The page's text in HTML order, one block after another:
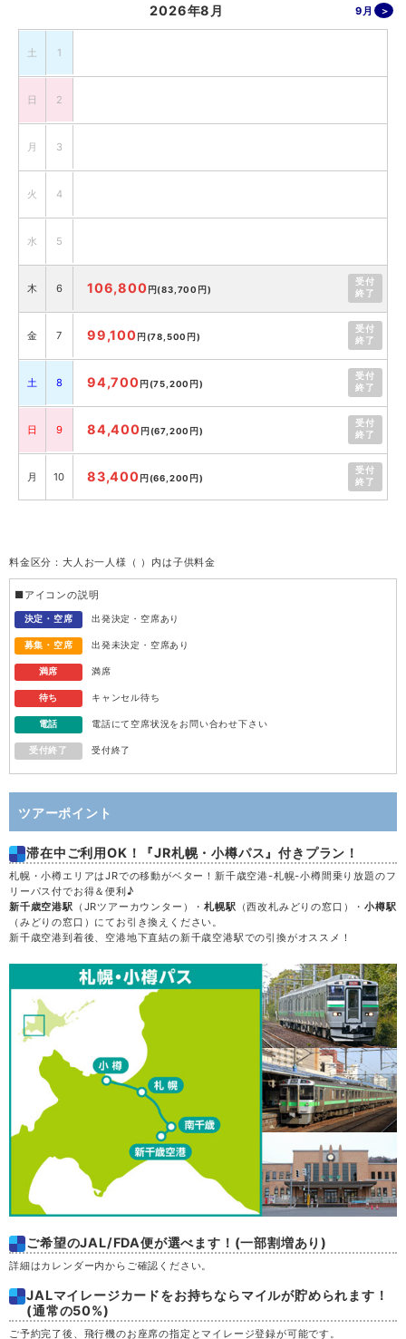
2026年8月 9月
土 1
日 2
月 3
火 4
水 5
木 6 106,800 円 (83,700円)
受付
終了
金 7 99,100 円 (78,500円)
受付
終了
土 8 94,700 円 (75,200円)
受付
終了
日 9 84,400 円 (67,200円)
受付
終了
月 10 83,400 円 (66,200円)
受付
終了
水 12 76,600
木 13 81,700円(65,200円)
金 14 98,000
日 16 88,500
月 17 70,700
火 18 70,700 円(55,900円)
水 19 71,800 円(56,900円) 満席
80,600
76,600 円(61,100円) 満席
土 円 満席
23 68,500円(54,200円)
決定
空席
月 (54,200円)
火 68,500 満席
金 28 76,200 満席
料金区分：大人お一人様（ ）内は子供料金
■アイコンの説明
決定・空席 出発決定・空席あり
募集・空席 出発未決定・空席あり
満席 満席
待ち キャンセル待ち
電話 電話にて空席状況をお問い合わせ下さい
受付終了 受付終了
ツアーポイント
滞在中ご利用OK！『JR札幌・小樽パス』付きプラン！
札幌・小樽エリアはJRでの移動がベター！新千歳空港-札幌-小樽間乗り放題のフ
リーパス付でお得＆便利♪
新千歳空港駅 （JRツアーカウンター）・札幌駅 （西改札みどりの窓口）・小樽駅
（みどりの窓口）にてお引き換えください。
新千歳空港到着後、空港地下直結の新千歳空港駅での引換がオススメ！
ご希望のJAL/FDA便が選べます！(一部割増あり)
詳細はカレンダー内からご確認ください。
JALマイレージカードをお持ちならマイルが貯められます！
(通常の50%)
ご予約完了後、飛行機のお座席の指定とマイレージ登録が可能です。